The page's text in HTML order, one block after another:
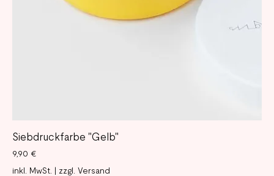
Siebdruckfarbe "Gelb"
Preis
9,90 €
inkl. MwSt. zzgl. Versand